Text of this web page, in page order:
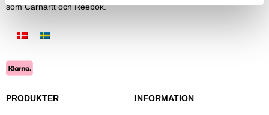
som Carhartt och Reebok.
PRODUKTER INFORMATION